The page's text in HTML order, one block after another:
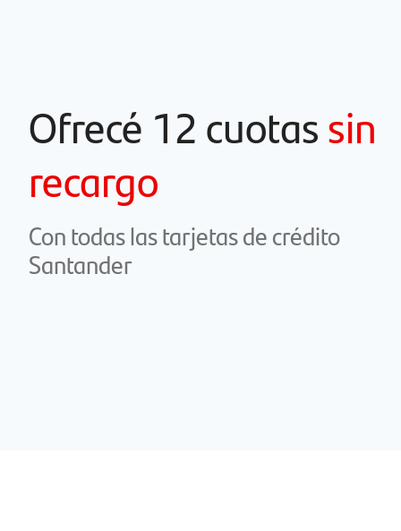
Ofrecé 12 cuotassin
recargo
Con todas las tarjetas de crédito
Santander